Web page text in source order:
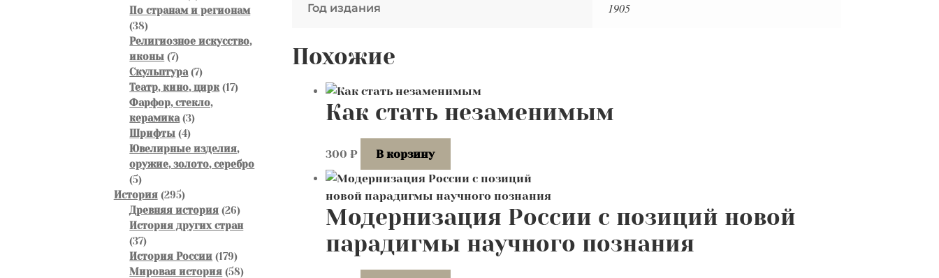
Год издания 1905
Похожие
Как стать незаменимым
300 ₽ В корзину
Модернизация России с позиций новой
парадигмы научного познания
товара
По странам и регионам
3838
товаров
Религиозное искусство,
иконы 77
товаров
Скульптура 77
товаров
Театр, кино, цирк 1717
Фарфор, стекло,
керамика 33
Шрифты 44
товара
Ювелирные изделия,
оружие, золото, серебро
55
товаров
История 295295
товаров
Древняя история 2626
товаров
История других стран
3737
товаров
История России 179179
товаров
Мировая история 5858